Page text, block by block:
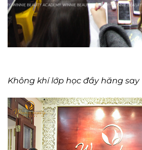
Không khí lớp học đầy hăng say